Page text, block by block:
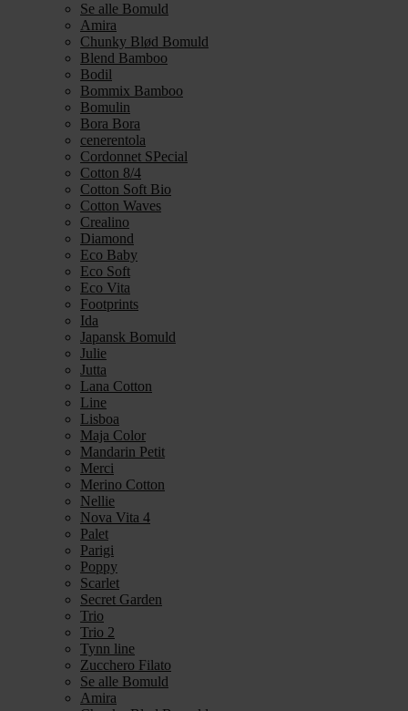
Se alle Bomuld
Amira
Chunky Blød Bomuld
Blend Bamboo
Bodil
Bommix Bamboo
Bomulin
Bora Bora
cenerentola
Cordonnet SPecial
Cotton 8/4
Cotton Soft Bio
Cotton Waves
Crealino
Diamond
Eco Baby
Eco Soft
Eco Vita
Footprints
Ida
Japansk Bomuld
Julie
Jutta
Lana Cotton
Line
Lisboa
Maja Color
Mandarin Petit
Merci
Merino Cotton
Nellie
Nova Vita 4
Palet
Parigi
Poppy
Scarlet
Secret Garden
Trio
Trio 2
Tynn line
Zucchero Filato
Se alle Bomuld
Amira